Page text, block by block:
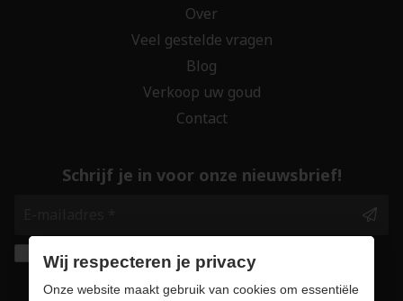
Over
Veel gestelde vragen
Blog
Verkoop uw goud
Contact
Schrijf je in voor onze nieuwsbrief!
Ik geef de toestemming om mijn gegevens te
bewaren en verwerken zoals aangegeven in
Wij respecteren je privacy
Onze website maakt gebruik van cookies om essentiële